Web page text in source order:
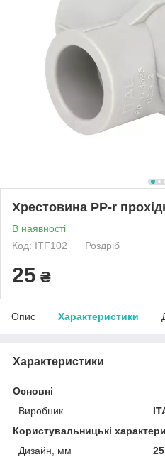
Хрестовина PP-r
В наявності
Код: ITF102
Роздріб
25 ₴
Опис Характеристики
Характеристики
Основні
Виробник
Користувальницькі
Дизайн, мм
25